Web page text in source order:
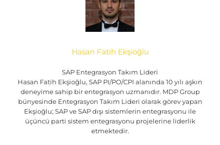
Hasan Fatih Ekşioğlu
SAP Entegrasyon Takım Lideri
Hasan Fatih Ekşioğlu, SAP PI/PO/CPI alanında 10 yılı aşkın
deneyime sahip bir entegrasyon uzmanıdır. MDP Group
bünyesinde Entegrasyon Takım Lideri olarak görev yapan
Ekşioğlu; SAP ve SAP dışı sistemlerin entegrasyonu ile
üçüncü parti sistem entegrasyonu projelerine liderlik
etmektedir.